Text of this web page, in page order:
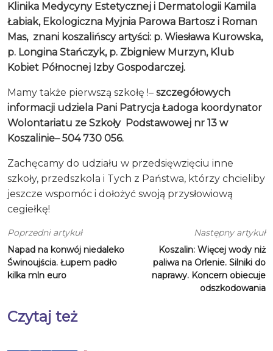
Klinika Medycyny Estetycznej i Dermatologii Kamila
Łabiak, Ekologiczna Myjnia Parowa Bartosz i Roman
Mas, znani koszalińscy artyści: p. Wiesława Kurowska,
p. Longina Stańczyk, p. Zbigniew Murzyn, Klub
Kobiet Północnej Izby Gospodarczej.
Mamy także pierwszą szkołę !– szczegółowych
informacji udziela Pani Patrycja Ładoga koordynator
Wolontariatu ze Szkoły Podstawowej nr 13 w
Koszalinie– 504 730 056.
Zachęcamy do udziału w przedsięwzięciu inne
szkoły, przedszkola i Tych z Państwa, którzy chcieliby
jeszcze wspomóc i dołożyć swoją przysłowiową
cegiełkę!
Poprzedni artykuł
Napad na konwój niedaleko
Świnoujścia. Łupem padło
kilka mln euro
Następny artykuł
Koszalin: Więcej wody niż
paliwa na Orlenie. Silniki do
naprawy. Koncern obiecuje
odszkodowania
Czytaj też